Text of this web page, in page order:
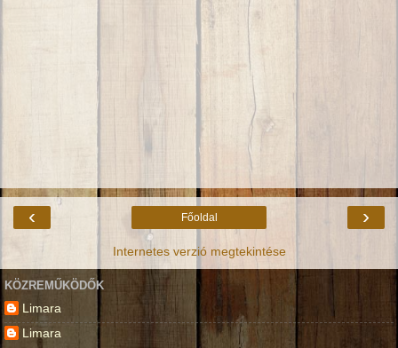
‹ ›
Főoldal
Internetes verzió megtekintése
KÖZREMŰKÖDŐK
Limara
Limara